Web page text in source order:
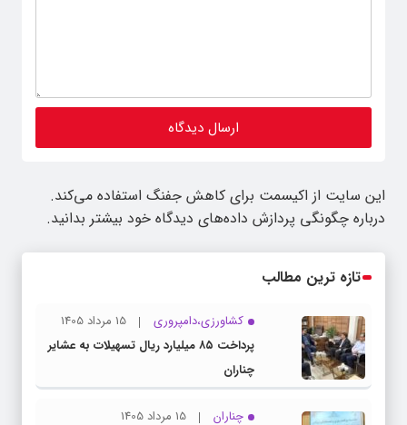
این سایت از اکیسمت برای کاهش جفنگ استفاده می‌کند.
درباره چگونگی پردازش داده‌های دیدگاه خود بیشتر بدانید.
تازه ترین مطالب
کشاورزی،دامپروری
15 مرداد 1405
پرداخت ۸۵ میلیارد ریال تسهیلات به عشایر
چناران
چناران
15 مرداد 1405